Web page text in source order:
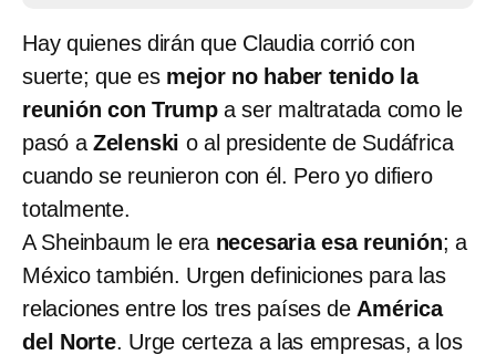
Hay quienes dirán que Claudia corrió con
suerte; que es mejor no haber tenido la
reunión con Trumpa ser maltratada como le
pasó a Zelenski o al presidente de Sudáfrica
cuando se reunieron con él. Pero yo difiero
totalmente.
A Sheinbaum le era necesaria esa reunión; a
México también. Urgen definiciones para las
relaciones entre los tres países de América
del Norte. Urge certeza a las empresas, a los